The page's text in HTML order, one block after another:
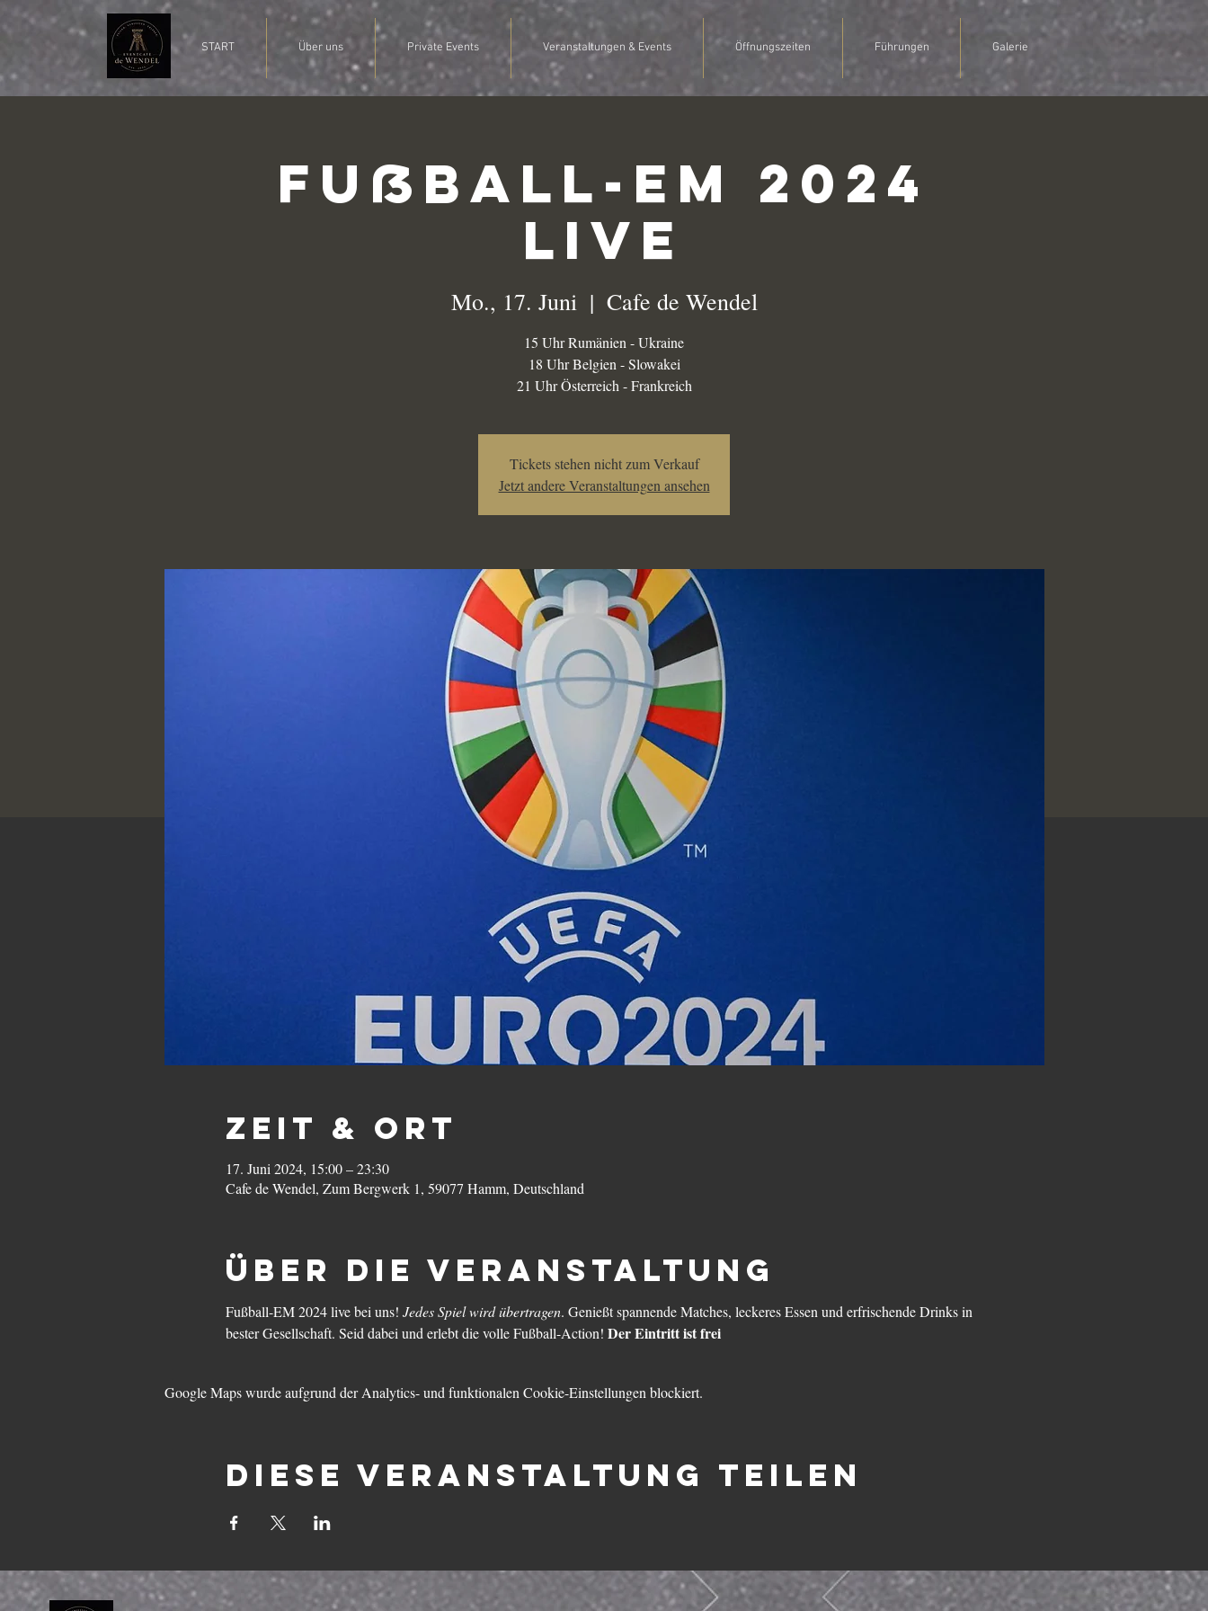
START Über uns Private Events Veranstaltungen & Events Öffnungszeiten Führungen Galerie
Fußball-EM 2024
Live
Mo., 17. Juni
  |
Cafe de Wendel
15 Uhr Rumänien - Ukraine
18 Uhr Belgien - Slowakei
Tickets stehen nicht zum Verkauf
Jetzt andere Veranstaltungen ansehen
Zeit & Ort
17. Juni 2024, 15:00 – 23:30
Cafe de Wendel, Zum Bergwerk 1, 59077 Hamm, Deutschland
Über die Veranstaltung
Fußball-EM 2024 live bei uns! Jedes Spiel wird übertragen. Genießt spannende Matches, leckeres Essen und erfrischende Drinks in
bester Gesellschaft. Seid dabei und erlebt die volle Fußball-Action! Der Eintritt ist frei
Google Maps wurde aufgrund der Analytics- und funktionalen Cookie-Einstellungen blockiert.
Diese Veranstaltung teilen